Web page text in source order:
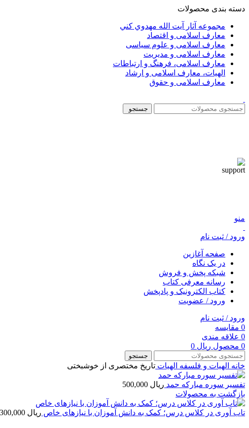
دسته بندی محصولات
مجموعه آثار آيت الله مهدوي كني
معارف اسلامی و اقتصاد
معارف اسلامی و علوم سیاسی
معارف اسلامی و مدیریت
معارف اسلامی، فرهنگ و ارتباطات
الهیات، معارف اسلامی و ارشاد
معارف اسلامی و حقوق
جستجو
منو
ورود / ثبت نام
صفحه آغازین
در یک نگاه
شبکه پخش و فروش
رسانه معرفی کتاب
کتاب الکترونیک و پادپخش
ورود / عضویت
ورود / ثبت نام
0 مقایسه
0 علاقه مندی
0 محصول ریال
جستجو
خانه الهیات و فلسفه الهيات تاریخ مختصری از خوشبختی
تفسیر سوره مبارکه حمد ریال
بازگشت به محصولات
تاب آوری در کلاس درس؛ کمک به دانش ‏آموزان با نیازهای خاص ریال